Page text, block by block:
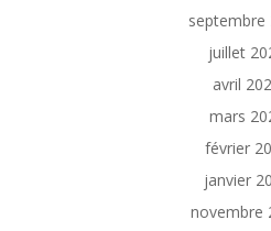
septembre
juillet
avril
mars
février
janvier
novembre